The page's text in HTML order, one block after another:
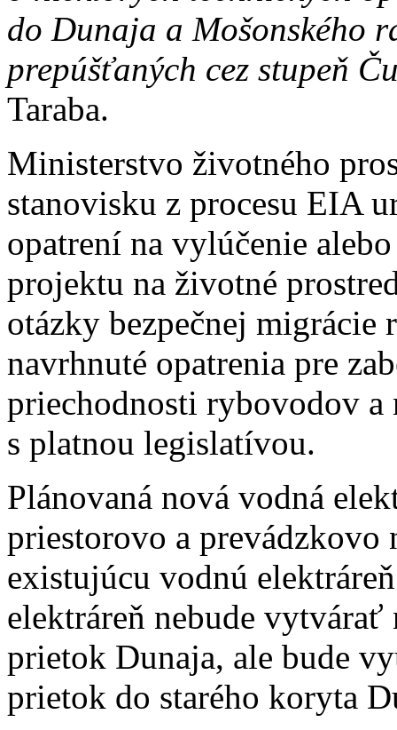
do Dunaja a Mošonského
prepúšťaných cez stupeň
Taraba.
Ministerstvo životného
stanovisku z procesu EIA
opatrení na vylúčenie
projektu na životné
otázky bezpečnej
navrhnuté opatrenia pre
priechodnosti rybovodov
s platnou legislatívou.
Plánovaná nová vodná
priestorovo a prevádzkovo
existujúcu vodnú
elektráreň nebude
prietok Dunaja, ale bude
prietok do starého koryta